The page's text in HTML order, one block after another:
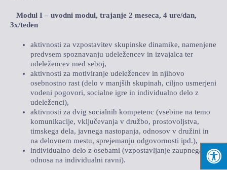
Modul I – uvodni modul, trajanje 2 meseca, 4 ure/dan,
3x/teden
aktivnosti za vzpostavitev skupinske dinamike, namenjene
predvsem spoznavanju udeležencev in izvajalca ter
udeležencev med seboj,
aktivnosti za motiviranje udeležencev in njihovo
osebnostno rast (delo v manjših skupinah, ciljno usmerjeni
vodeni pogovori, socialne igre in individualno delo z
udeleženci),
aktivnosti za dvig socialnih kompetenc (vsebine na temo
komunikacije, vključevanja v družbo, prostovoljstva,
timskega dela, javnega nastopanja, odnosov v družini in
na delovnem mestu, sprejemanju odgovornosti ipd.),
individualno delo z osebami (vzpostavljanje zaupnega
odnosa na individualni ravni).